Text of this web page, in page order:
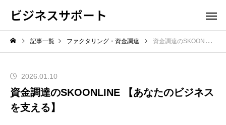
ビジネスサポート
記事一覧 ファクタリング・資金調達 資金調達のSKOONLINE 【あなたのビジネスを支える】
2026.01.10
資金調達のSKOONLINE 【あなたのビジネス
を支える】